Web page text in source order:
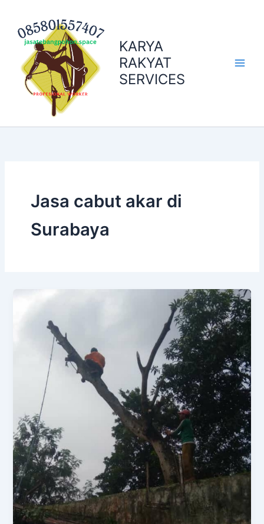
content
KARYA
RAKYAT
SERVICES
Jasa cabut akar di
Surabaya